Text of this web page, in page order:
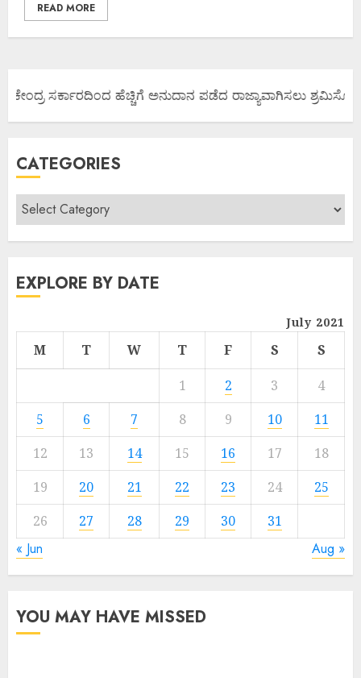
READ MORE
ಕೇಂದ್ರ ಸರ್ಕಾರದಿಂದ ಹೆಚ್ಚಿಗೆ ಅನುದಾನ ಪಡೆದ ರಾಜ್ಯಾವಾಗಿಸಲು ಶ್ರಮಿಸೋಣ
CATEGORIES
EXPLORE BY DATE
July 2021
M T W T F S
S
1
2 3
4
5
6 7 8 9 10
11
12
13 14 15 16 17
18
19
20 21 22 23 24
25
26
27 28 29 30 31
« Jun Aug »
YOU MAY HAVE MISSED